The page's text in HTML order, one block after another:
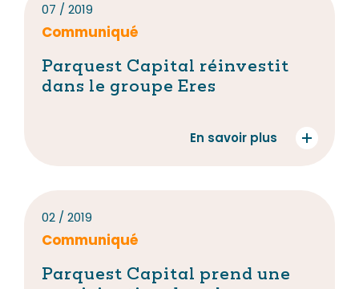
07 / 2019
Communiqué
Parquest Capital réinvestit
dans le groupe Eres
En savoir plus
02 / 2019
Communiqué
Parquest Capital prend une